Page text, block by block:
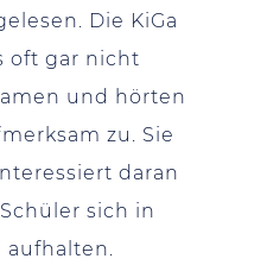
Die KiGa
oft gar nicht
und hörten
zu. Sie
daran
sich in
aufhalten.